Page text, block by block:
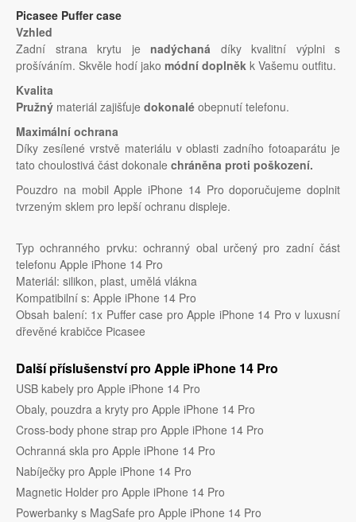
Picasee Puffer case
Vzhled
Zadní strana krytu je nadýchaná díky kvalitní výplni s
prošíváním. Skvěle hodí jako módní doplněk k Vašemu outfitu.
Kvalita
Pružný materiál zajišťuje dokonalé obepnutí telefonu.
Maximální ochrana
Díky zesílené vrstvě materiálu v oblasti zadního fotoaparátu je
tato choulostivá část dokonale chráněna proti poškození.
Pouzdro na mobil Apple iPhone 14 Pro doporučujeme doplnit
tvrzeným sklem pro lepší ochranu displeje.
Typ ochranného prvku: ochranný obal určený pro zadní část
telefonu Apple iPhone 14 Pro
Materiál: silikon, plast, umělá vlákna
Kompatibilní s: Apple iPhone 14 Pro
Obsah balení: 1x Puffer case pro Apple iPhone 14 Pro v luxusní
dřevěné krabičce Picasee
Další příslušenství pro Apple iPhone 14 Pro
USB kabely pro Apple iPhone 14 Pro
Obaly, pouzdra a kryty pro Apple iPhone 14 Pro
Cross-body phone strap pro Apple iPhone 14 Pro
Ochranná skla pro Apple iPhone 14 Pro
Nabíječky pro Apple iPhone 14 Pro
Magnetic Holder pro Apple iPhone 14 Pro
Powerbanky s MagSafe pro Apple iPhone 14 Pro